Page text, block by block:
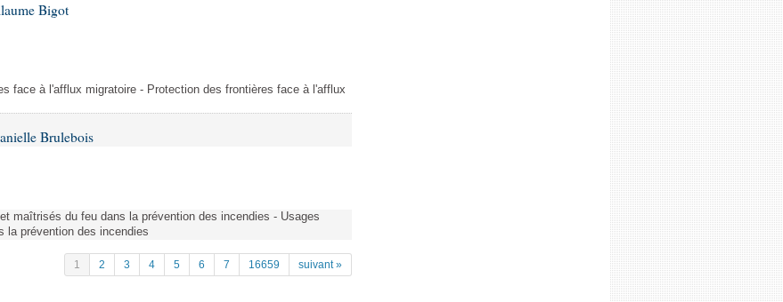
Bigot
face à l'afflux migratoire - Protection des frontières face à l'afflux
Brulebois
maîtrisés du feu dans la prévention des incendies - Usages
la prévention des incendies
1 2 3 4 5 6 7 16659 suivant »